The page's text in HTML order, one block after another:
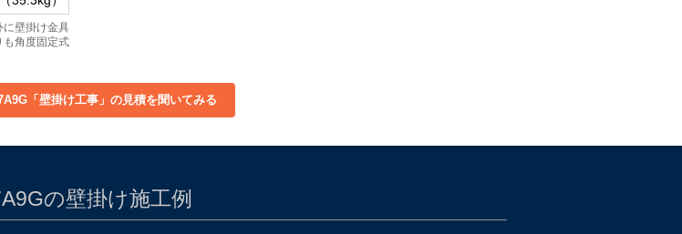
に壁掛け金具
も角度固定式
の壁掛け施工例